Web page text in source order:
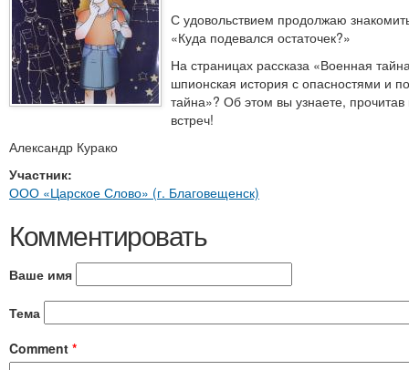
С удовольствием продолжаю
«Куда подевался остаточек?»
На страницах рассказа «Военная
шпионская история с опасностями и
тайна»? Об этом вы узнаете,
встреч!
Александр Курако
Участник:
ООО «Царское Слово» (г. Благовещенск)
Комментировать
Ваше имя
Тема
Comment *